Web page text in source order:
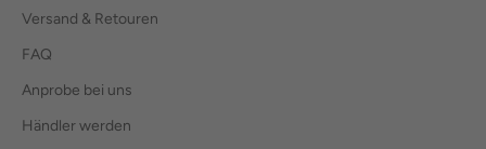
Versand & Retouren
FAQ
Anprobe bei uns
Händler werden